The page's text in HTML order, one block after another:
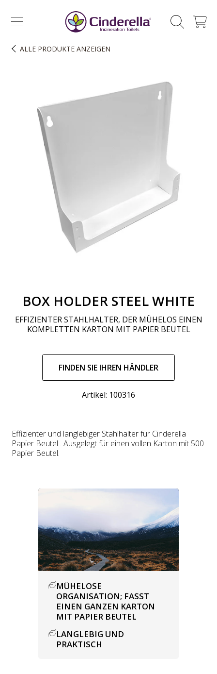
ZUM INHALT SPRINGEN
CINDERELLA ECO SALES AS
WAGEN
ALLE PRODUKTE ANZEIGEN
BOX HOLDER STEEL WHITE
EFFIZIENTER STAHLHALTER, DER MÜHELOS EINEN
KOMPLETTEN KARTON MIT PAPIER BEUTEL
Preis
FINDEN SIE IHREN HÄNDLER
Artikel: 100316
Effizienter und langlebiger Stahlhalter für Cinderella
Papier Beutel . Ausgelegt für einen vollen Karton mit 500
Papier Beutel.
MÜHELOSE
ORGANISATION; FASST
EINEN GANZEN KARTON
MIT PAPIER BEUTEL
LANGLEBIG UND
PRAKTISCH